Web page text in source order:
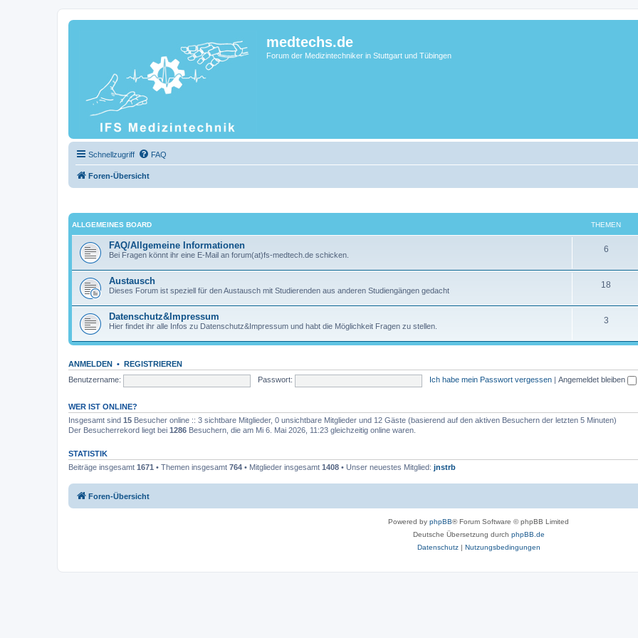
medtechs.de
Forum der Medizintechniker in Stuttgart und Tübingen
Schnellzugriff FAQ
Foren-Übersicht
ALLGEMEINES BOARD THEMEN
FAQ/Allgemeine Informationen
Bei Fragen könnt ihr eine E-Mail an forum(at)fs-medtech.de schicken.
6
Austausch
Dieses Forum ist speziell für den Austausch mit Studierenden aus anderen Studiengängen gedacht
18
Datenschutz&Impressum
Hier findet ihr alle Infos zu Datenschutz&Impressum und habt die Möglichkeit Fragen zu stellen.
3
ANMELDEN • REGISTRIEREN
Benutzername:
Passwort: Ich habe mein Passwort vergessen Angemeldet bleiben
WER IST ONLINE?
Insgesamt sind 15 Besucher online :: 3 sichtbare Mitglieder, 0 unsichtbare Mitglieder und 12 Gäste (basierend auf den aktiven Besuchern der letzten 5 Minuten)
Der Besucherrekord liegt bei 1286 Besuchern, die am Mi 6. Mai 2026, 11:23 gleichzeitig online waren.
STATISTIK
Beiträge insgesamt 1671 • Themen insgesamt 764 • Mitglieder insgesamt 1408 • Unser neuestes Mitglied: jnstrb
Foren-Übersicht
Powered by phpBB® Forum Software © phpBB Limited
Deutsche Übersetzung durch phpBB.de
Datenschutz| Nutzungsbedingungen